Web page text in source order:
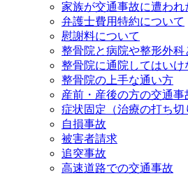
家族が交通事故に遭われ
弁護士費用特約について
慰謝料について
整骨院と病院や整形外科
整骨院に通院してはい
整骨院の上手な通い方
産前・産後の方の交通事
症状固定（治療の打ち
自損事故
被害者請求
追突事故
高速道路での交通事故